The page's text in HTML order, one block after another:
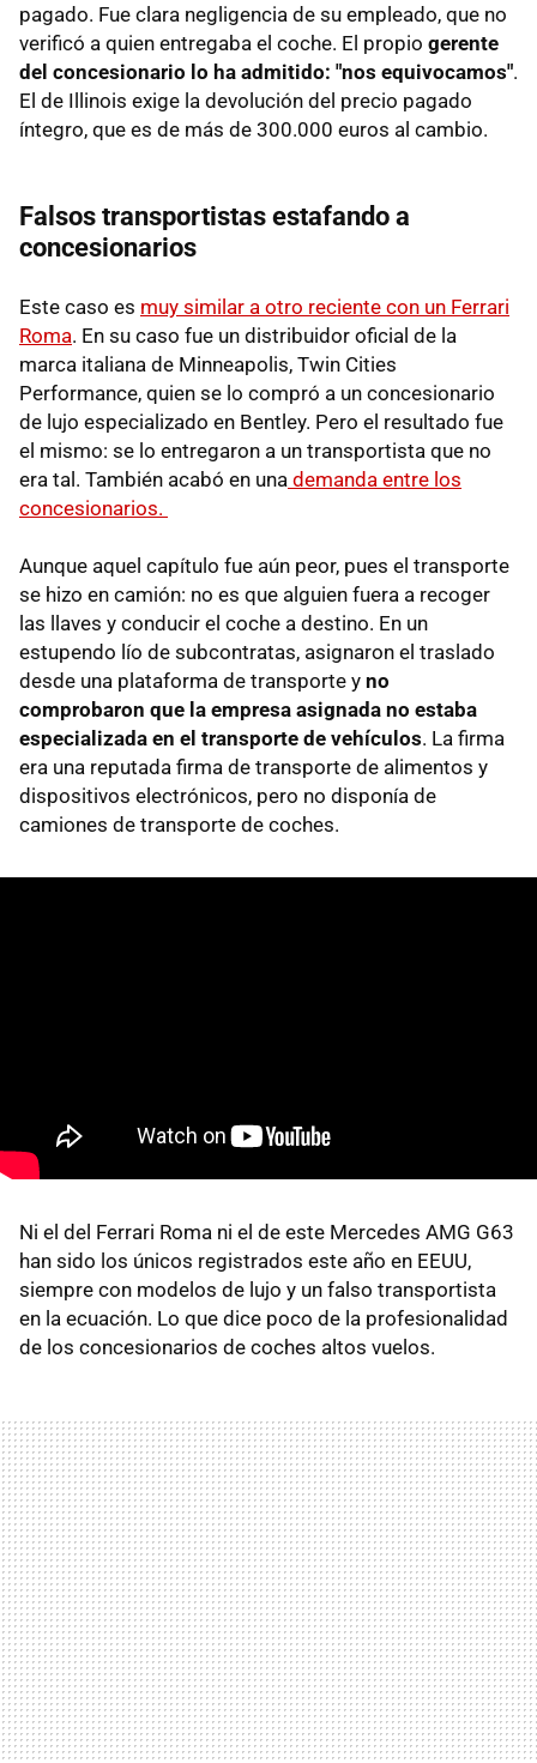
pagado. Fue clara negligencia de su empleado, que no
verificó a quien entregaba el coche. El propio gerente
del concesionario lo ha admitido: "nos equivocamos".
El de Illinois exige la devolución del precio pagado
íntegro, que es de más de 300.000 euros al cambio.
Falsos transportistas estafando a
concesionarios
Este caso es muy similar a otro reciente con un Ferrari
Roma. En su caso fue un distribuidor oficial de la
marca italiana de Minneapolis, Twin Cities
Performance, quien se lo compró a un concesionario
de lujo especializado en Bentley. Pero el resultado fue
el mismo: se lo entregaron a un transportista que no
era tal. También acabó en una demanda entre los
concesionarios.
Aunque aquel capítulo fue aún peor, pues el transporte
se hizo en camión: no es que alguien fuera a recoger
las llaves y conducir el coche a destino. En un
estupendo lío de subcontratas, asignaron el traslado
desde una plataforma de transporte y no
comprobaron que la empresa asignada no estaba
especializada en el transporte de vehículos. La firma
era una reputada firma de transporte de alimentos y
dispositivos electrónicos, pero no disponía de
camiones de transporte de coches.
Ni el del Ferrari Roma ni el de este Mercedes AMG G63
han sido los únicos registrados este año en EEUU,
siempre con modelos de lujo y un falso transportista
en la ecuación. Lo que dice poco de la profesionalidad
de los concesionarios de coches altos vuelos.